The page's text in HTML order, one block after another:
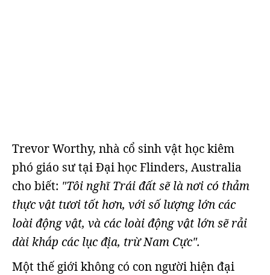
Trevor Worthy, nhà cổ sinh vật học kiêm
phó giáo sư tại Đại học Flinders, Australia
cho biết: "Tôi nghĩ Trái đất sẽ là nơi có thảm
thực vật tươi tốt hơn, với số lượng lớn các
loài động vật, và các loài động vật lớn sẽ rải
dài khắp các lục địa, trừ Nam Cực".
Một thế giới không có con người hiện đại